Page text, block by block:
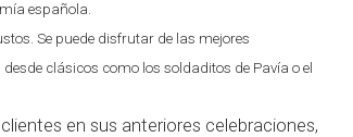
española.
Se puede disfrutar de las mejores
clásicos como los soldaditos de Pavía o el
en sus anteriores celebraciones,